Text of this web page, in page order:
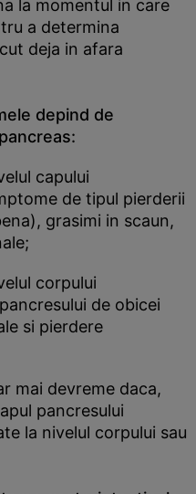
la momentul in care
a determina
deja in afara
depind de
capului
de tipul pierderii
grasimi in scaun,
corpului
de obicei
si pierdere
mai devreme daca,
pancresului
la nivelul corpului sau